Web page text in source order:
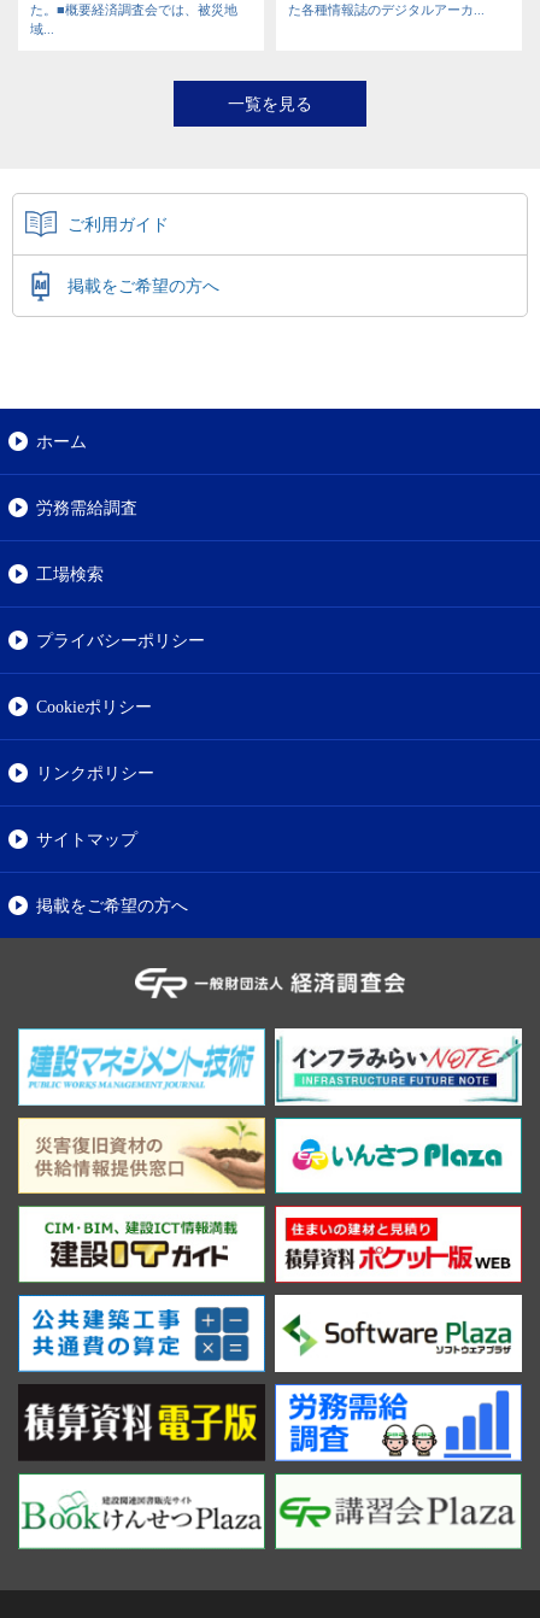
た。■概要経済調査会では、被災地
域...
た各種情報誌のデジタルアーカ...
一覧を見る
ご利用ガイド
掲載をご希望の方へ
ホーム
労務需給調査
工場検索
プライバシーポリシー
Cookieポリシー
リンクポリシー
サイトマップ
掲載をご希望の方へ